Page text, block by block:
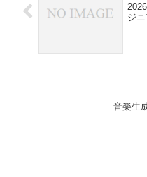
ジ
音楽生